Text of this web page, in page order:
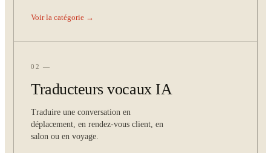
Voir la catégorie →
02 —
Traducteurs vocaux IA
Traduire une conversation en
déplacement, en rendez-vous client, en
salon ou en voyage.